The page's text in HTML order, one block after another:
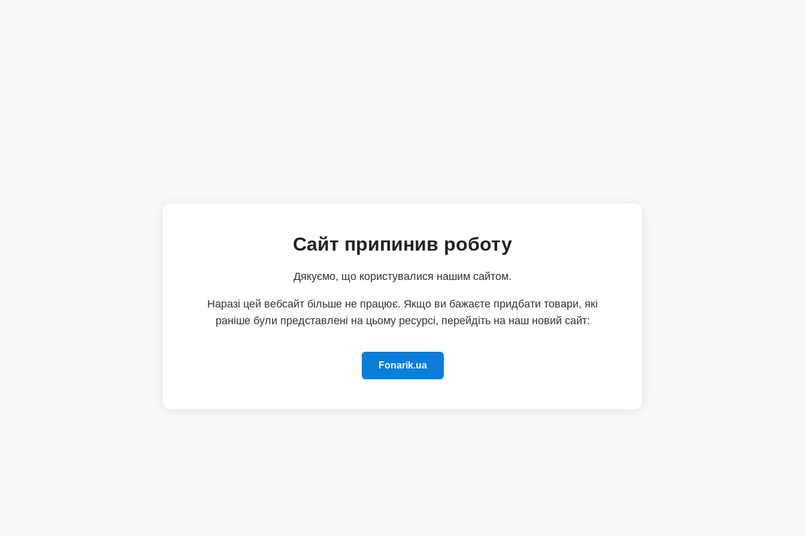
Сайт припинив роботу
Дякуємо, що користувалися нашим сайтом.
Наразі цей вебсайт більше не працює. Якщо ви бажаєте придбати товари, які
раніше були представлені на цьому ресурсі, перейдіть на наш новий сайт:
Fonarik.ua